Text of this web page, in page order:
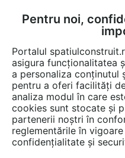
CUM SE FACE
Afla totul
sport"
Pentru noi,
Portalul
asigura funcționalitatea
a personaliza conținutul
pentru a oferi facilități
analiza modul în care
cookies sunt stocate și
partenerii noștri în
reglementările în
confidențialitate și